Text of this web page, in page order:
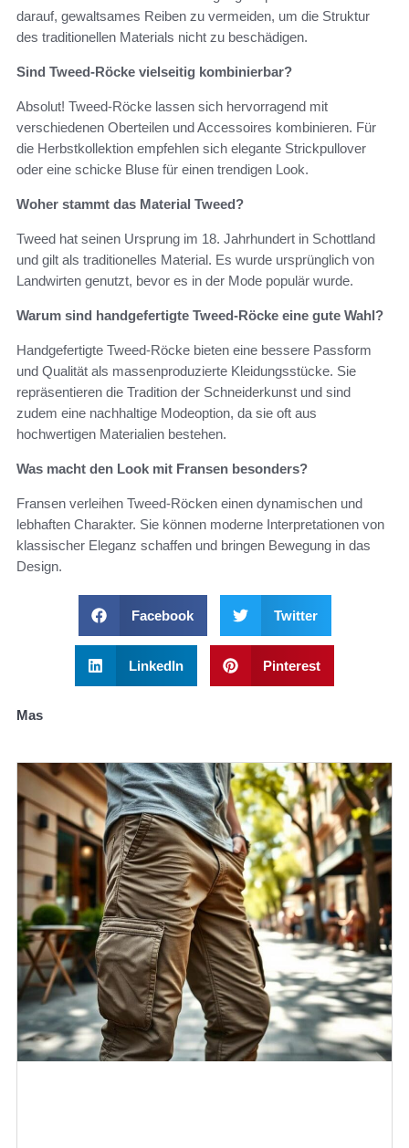
darauf, gewaltsames Reiben zu vermeiden, um die Struktur
des traditionellen Materials nicht zu beschädigen.
Sind Tweed-Röcke vielseitig kombinierbar?
Absolut! Tweed-Röcke lassen sich hervorragend mit
verschiedenen Oberteilen und Accessoires kombinieren. Für
die Herbstkollektion empfehlen sich elegante Strickpullover
oder eine schicke Bluse für einen trendigen Look.
Woher stammt das Material Tweed?
Tweed hat seinen Ursprung im 18. Jahrhundert in Schottland
und gilt als traditionelles Material. Es wurde ursprünglich von
Landwirten genutzt, bevor es in der Mode populär wurde.
Warum sind handgefertigte Tweed-Röcke eine gute Wahl?
Handgefertigte Tweed-Röcke bieten eine bessere Passform
und Qualität als massenproduzierte Kleidungsstücke. Sie
repräsentieren die Tradition der Schneiderkunst und sind
zudem eine nachhaltige Modeoption, da sie oft aus
hochwertigen Materialien bestehen.
Was macht den Look mit Fransen besonders?
Fransen verleihen Tweed-Röcken einen dynamischen und
lebhaften Charakter. Sie können moderne Interpretationen von
klassischer Eleganz schaffen und bringen Bewegung in das
Design.
Facebook Twitter
LinkedIn Pinterest
Mas